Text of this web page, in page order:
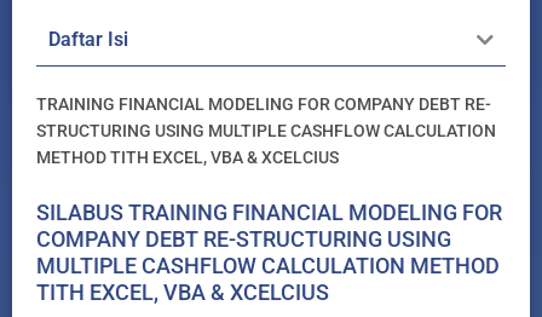
Daftar Isi
TRAINING FINANCIAL MODELING FOR COMPANY DEBT RE-
STRUCTURING USING MULTIPLE CASHFLOW CALCULATION
METHOD TITH EXCEL, VBA & XCELCIUS
SILABUS TRAINING FINANCIAL MODELING FOR
COMPANY DEBT RE-STRUCTURING USING
MULTIPLE CASHFLOW CALCULATION METHOD
TITH EXCEL, VBA & XCELCIUS